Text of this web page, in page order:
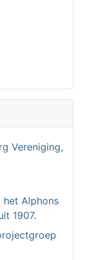
Vereniging,
het Alphons
1907.